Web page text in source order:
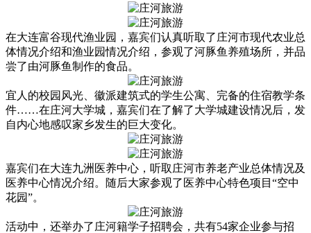
在大连富谷现代渔业园，嘉宾们认真听取了庄河市现代农业总
体情况介绍和渔业园情况介绍，参观了河豚鱼养殖场所，并品
尝了由河豚鱼制作的食品。
宜人的校园风光、徽派建筑式的学生公寓、完备的住宿教学条
件……在庄河大学城，嘉宾们在了解了大学城建设情况后，发
自内心地感叹家乡发生的巨大变化。
嘉宾们在大连九洲医养中心，听取庄河市养老产业总体情况及
医养中心情况介绍。随后大家参观了医养中心特色项目“空中
花园”。
活动中，还举办了庄河籍学子招聘会，共有54家企业参与招